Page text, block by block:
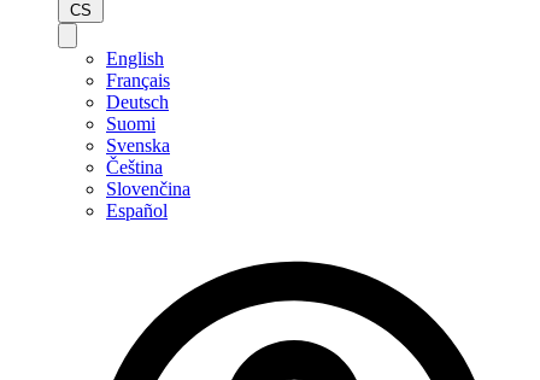
CS
English
Français
Deutsch
Suomi
Svenska
Čeština
Slovenčina
Español